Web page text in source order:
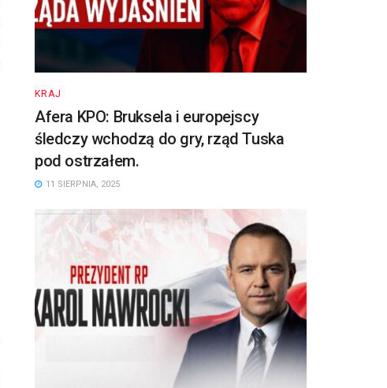
KRAJ
Afera KPO: Bruksela i europejscy
śledczy wchodzą do gry, rząd Tuska
pod ostrzałem.
11 SIERPNIA, 2025